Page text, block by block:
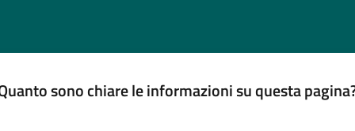
sono chiare le informazioni su questa